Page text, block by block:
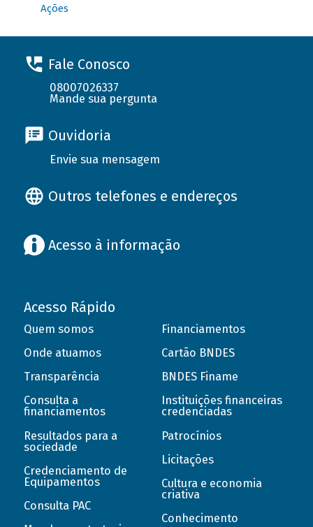
Ações
Fale Conosco
08007026337
Mande sua pergunta
Ouvidoria
Envie sua mensagem
Outros telefones e endereços
Acesso à informação
Acesso Rápido
Quem somos
Onde atuamos
Transparência
Consulta a
financiamentos
Resultados para a
sociedade
Credenciamento de
Equipamentos
Consulta PAC
Financiamentos
Cartão BNDES
BNDES Finame
Instituições financeiras
credenciadas
Patrocínios
Licitações
Cultura e economia
criativa
Conhecimento